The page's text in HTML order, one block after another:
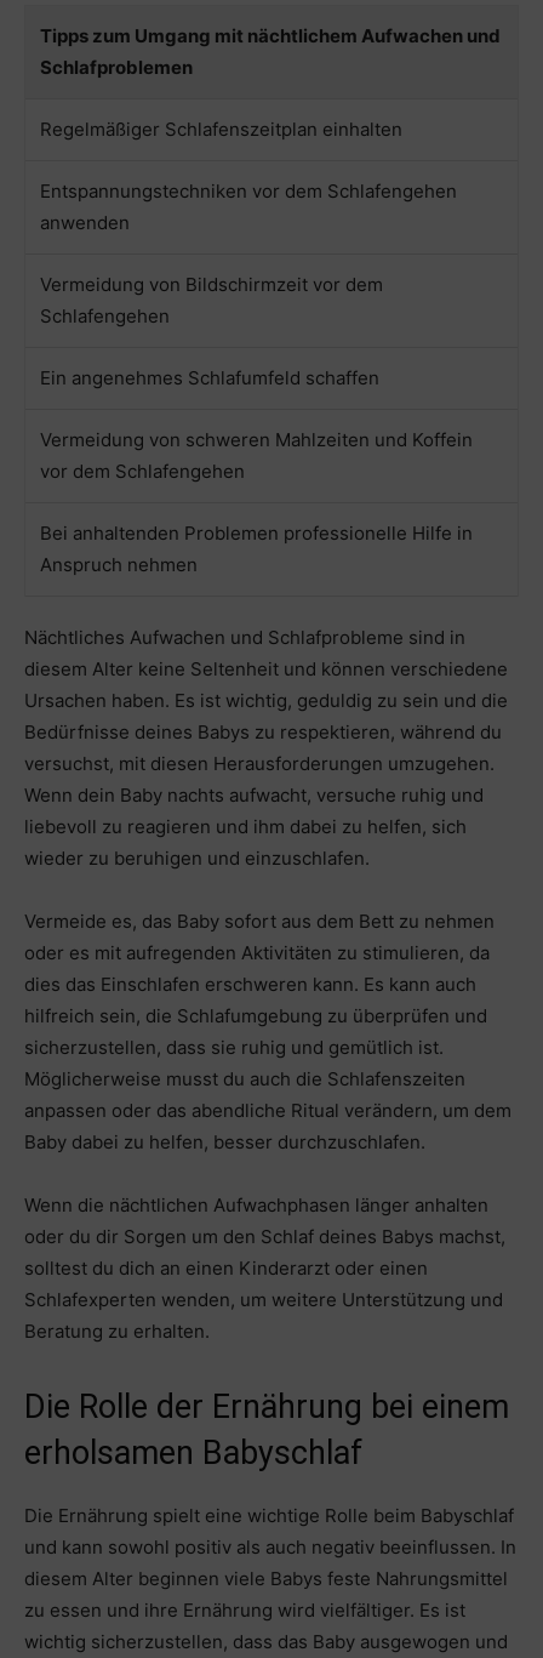
Tipps zum Umgang mit nächtlichem Aufwachen und
Schlafproblemen
Regelmäßiger Schlafenszeitplan einhalten
Entspannungstechniken vor dem Schlafengehen
anwenden
Vermeidung von Bildschirmzeit vor dem
Schlafengehen
Ein angenehmes Schlafumfeld schaffen
Vermeidung von schweren Mahlzeiten und Koffein
vor dem Schlafengehen
Bei anhaltenden Problemen professionelle Hilfe in
Anspruch nehmen
Nächtliches Aufwachen und Schlafprobleme sind in
diesem Alter keine Seltenheit und können verschiedene
Ursachen haben. Es ist wichtig, geduldig zu sein und die
Bedürfnisse deines Babys zu respektieren, während du
versuchst, mit diesen Herausforderungen umzugehen.
Wenn dein Baby nachts aufwacht, versuche ruhig und
liebevoll zu reagieren und ihm dabei zu helfen, sich
wieder zu beruhigen und einzuschlafen.
Vermeide es, das Baby sofort aus dem Bett zu nehmen
oder es mit aufregenden Aktivitäten zu stimulieren, da
dies das Einschlafen erschweren kann. Es kann auch
hilfreich sein, die Schlafumgebung zu überprüfen und
sicherzustellen, dass sie ruhig und gemütlich ist.
Möglicherweise musst du auch die Schlafenszeiten
anpassen oder das abendliche Ritual verändern, um dem
Baby dabei zu helfen, besser durchzuschlafen.
Wenn die nächtlichen Aufwachphasen länger anhalten
oder du dir Sorgen um den Schlaf deines Babys machst,
solltest du dich an einen Kinderarzt oder einen
Schlafexperten wenden, um weitere Unterstützung und
Beratung zu erhalten.
Die Rolle der Ernährung bei einem
erholsamen Babyschlaf
Die Ernährung spielt eine wichtige Rolle beim Babyschlaf
und kann sowohl positiv als auch negativ beeinflussen. In
diesem Alter beginnen viele Babys feste Nahrungsmittel
zu essen und ihre Ernährung wird vielfältiger. Es ist
wichtig sicherzustellen, dass das Baby ausgewogen und